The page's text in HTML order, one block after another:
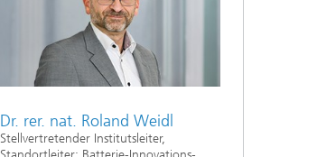
Dr. rer. nat. Roland Weidl
Stellvertretender Institutsleiter,